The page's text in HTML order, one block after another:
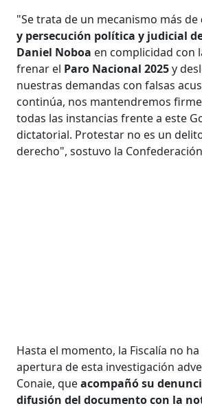
"Se trata de un mecanismo más de
y persecución política y judicial
Daniel Noboa en complicidad con
frenar el Paro Nacional 2025y
nuestras demandas con falsas
continúa, nos mantendremos
todas las instancias frente a este
dictatorial. Protestar no es un
derecho", sostuvo la
Hasta el momento, la Fiscalía no
apertura de esta investigación
Conaie, queacompañó su
difusión del documento con la